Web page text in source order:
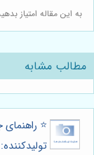
به این مقاله امتیاز
مطالب مشابه
⭐️